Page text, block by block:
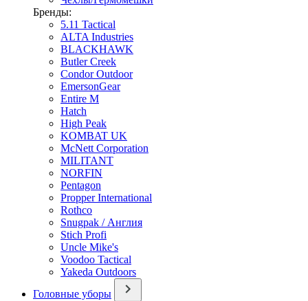
Бренды:
5.11 Tactical
ALTA Industries
BLACKHAWK
Butler Creek
Condor Outdoor
EmersonGear
Entire M
Hatch
High Peak
KOMBAT UK
McNett Corporation
MILITANT
NORFIN
Pentagon
Propper International
Rothco
Snugpak / Англия
Stich Profi
Uncle Mike's
Voodoo Tactical
Yakeda Outdoors
Головные уборы